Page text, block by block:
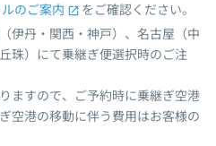
のご案内
をご確認ください。
伊丹・関西・神戸）、名古屋（中
珠）にて乗継ぎ便選択時のご注
ますので、ご予約時に乗継ぎ空港
空港の移動に伴う費用はお客様の